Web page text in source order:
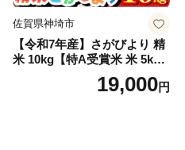
佐賀県神埼市
【令和7年産】さがびより 精
米 10kg【特A受賞米 米 5kg×
2袋 お米 コメ こめ 国産 美味
しい ブランド米 人気 ランキ
19,000円